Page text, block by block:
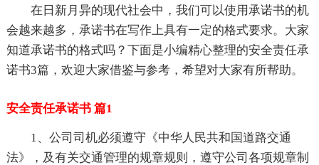
在日新月异的现代社会中，我们可以使用承诺书的机
会越来越多，承诺书在写作上具有一定的格式要求。大家
知道承诺书的格式吗？下面是小编精心整理的安全责任承
诺书3篇，欢迎大家借鉴与参考，希望对大家有所帮助。
安全责任承诺书 篇1
1、公司司机必须遵守《中华人民共和国道路交通
法》，及有关交通管理的规章规则，遵守公司各项规章制